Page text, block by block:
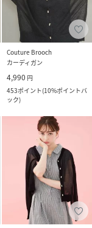
Couture Brooch
カーディガン
4,990 円
453ポイント(10%ポイントバ
ック)